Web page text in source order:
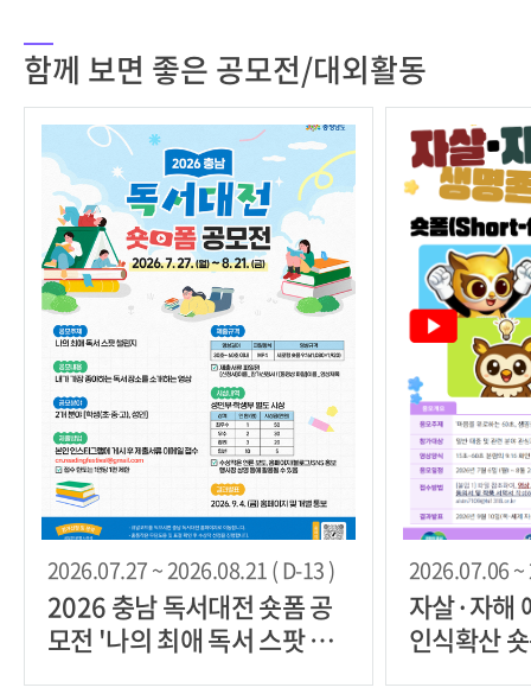
함께 보면 좋은 공모전/대외활동
2026.07.27 ~ 2026.08.21 ( D-13 )
2026 충남 독서대전 숏폼 공
모전 '나의 최애 독서 스팟 챌
2026.07.06 ~
자살·자해
인식확산